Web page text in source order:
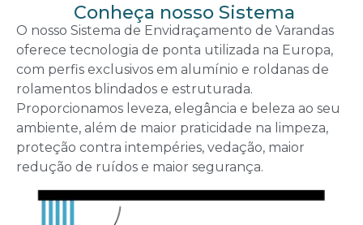
Conheça nosso Sistema
O nosso Sistema de Envidraçamento de Varandas
oferece tecnologia de ponta utilizada na Europa,
com perfis exclusivos em alumínio e roldanas de
rolamentos blindados e estruturada.
Proporcionamos leveza, elegância e beleza ao seu
ambiente, além de maior praticidade na limpeza,
proteção contra intempéries, vedação, maior
redução de ruídos e maior segurança.